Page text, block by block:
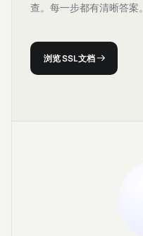
查。每一步都有清晰答案。
浏览 SSL 文档